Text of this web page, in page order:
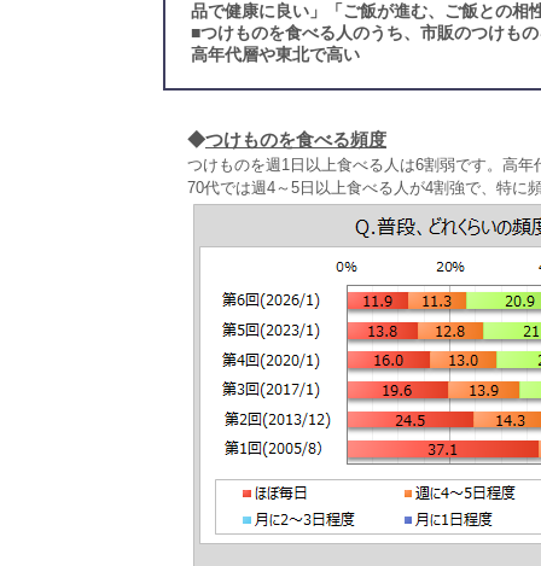
品で健康に良い」「ご飯が進む、ご飯との相
■つけものを食べる人のうち、市販のつけも
高年代層や東北で高い
◆つけものを食べる頻度
つけものを週1日以上食べる人は6割弱です。高
70代では週4～5日以上食べる人が4割強で、特に